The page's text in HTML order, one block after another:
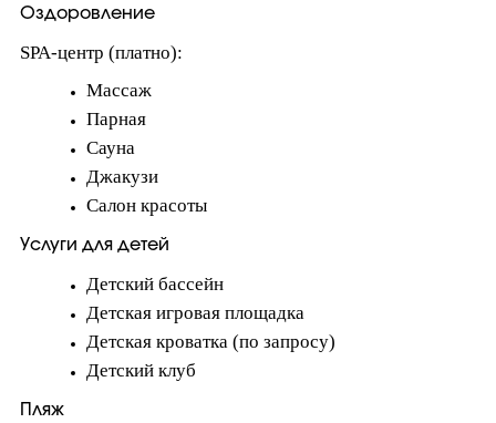
Оздоровление
SPA-центр (платно):
Массаж
Парная
Сауна
Джакузи
Салон красоты
Услуги для детей
Детский бассейн
Детская игровая площадка
Детская кроватка (по запросу)
Детский клуб
Пляж